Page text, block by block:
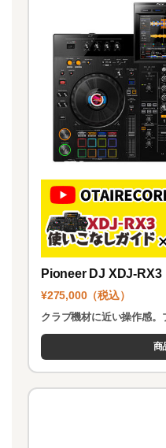
Pioneer DJ XDJ-RX3
¥275,000（税込）
クラブ機材に近い操作感。
商